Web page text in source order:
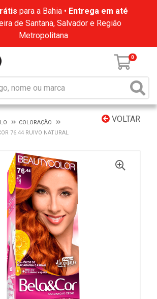
para a Bahia • Entrega em até
de Santana, Salvador e Região
Metropolitana
0
VOLTAR
COLORAÇÃO
76.44 RUIVO NATURAL